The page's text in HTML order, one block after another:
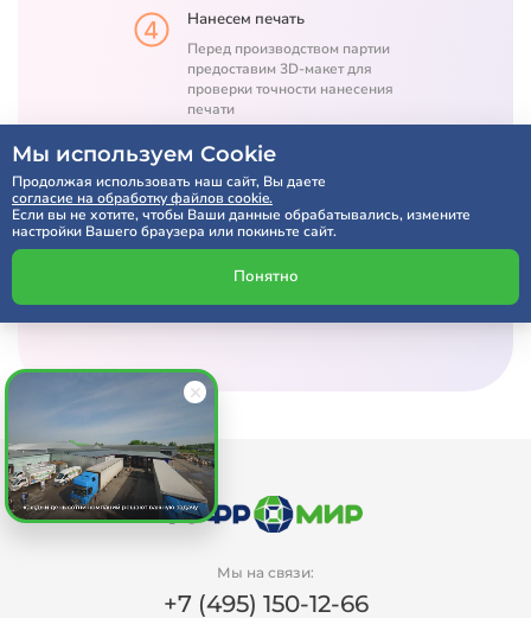
Нанесем печать
Перед производством партии
предоставим 3D-макет для
проверки точности нанесения
печати
Расчет по SMS через 5 минут
Получить консультацию
Мы на связи:
+7 (495) 150-12-66
Мы используем Cookie
Продолжая использовать наш сайт, Вы даете
согласие на обработку файлов cookie.
Если вы не хотите, чтобы Ваши данные обрабатывались, измените
настройки Вашего браузера или покиньте сайт.
Понятно